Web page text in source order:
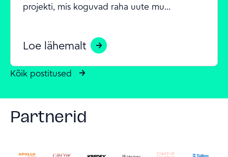
projekti, mis koguvad raha uute mu...
Loe lähemalt
Kõik postitused
Partnerid